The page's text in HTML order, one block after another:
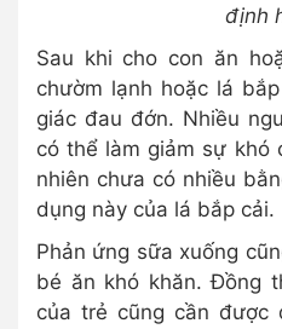
định
Sau khi cho con ăn
chườm lạnh hoặc lá
giác đau đớn. Nhiều
có thể làm giảm sự khó
nhiên chưa có nhiều
dụng này của lá bắp cải.
Phản ứng sữa xuống
bé ăn khó khăn. Đồng
của trẻ cũng cần được